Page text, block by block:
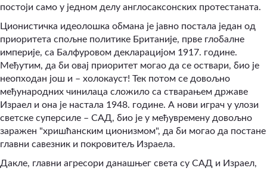
постоји само у једном делу англосаксонских протестаната.
Ционистичка идеолошка обмана је јавно постала један од
приоритета спољне политике Британије, прве глобалне
империје, са Балфуровом декларацијом 1917. године.
Међутим, да би овај приоритет могао да се оствари, био је
неопходан још и – холокауст! Тек потом се довољно
међународних чинилаца сложило са стварањем државе
Израел и она је настала 1948. године. А нови играч у улози
светске суперсиле – САД, био је у међувремену довољно
заражен "хришћанским ционизмом", да би могао да постане
главни савезник и покровитељ Израела.
Дакле, главни агресори данашњег света су САД и Израел,